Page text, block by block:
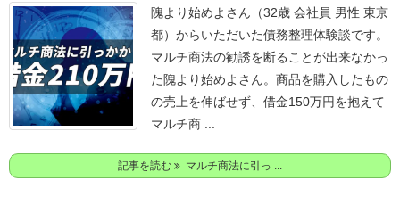
隗より始めよさん（32歳 会社員 男性 東京
都）からいただいた債務整理体験談です。
マルチ商法の勧誘を断ることが出来なかっ
た隗より始めよさん。 商品を購入したもの
の売上を伸ばせず、借金150万円を抱えて
マルチ商 ...
記事を読む マルチ商法に引っ ...